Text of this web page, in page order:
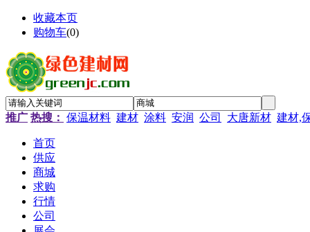
收藏本页
购物车(0)
推广 热搜： 保温材料 建材 涂料 安润 公司 大唐新材 建材,
首页
供应
商城
求购
行情
公司